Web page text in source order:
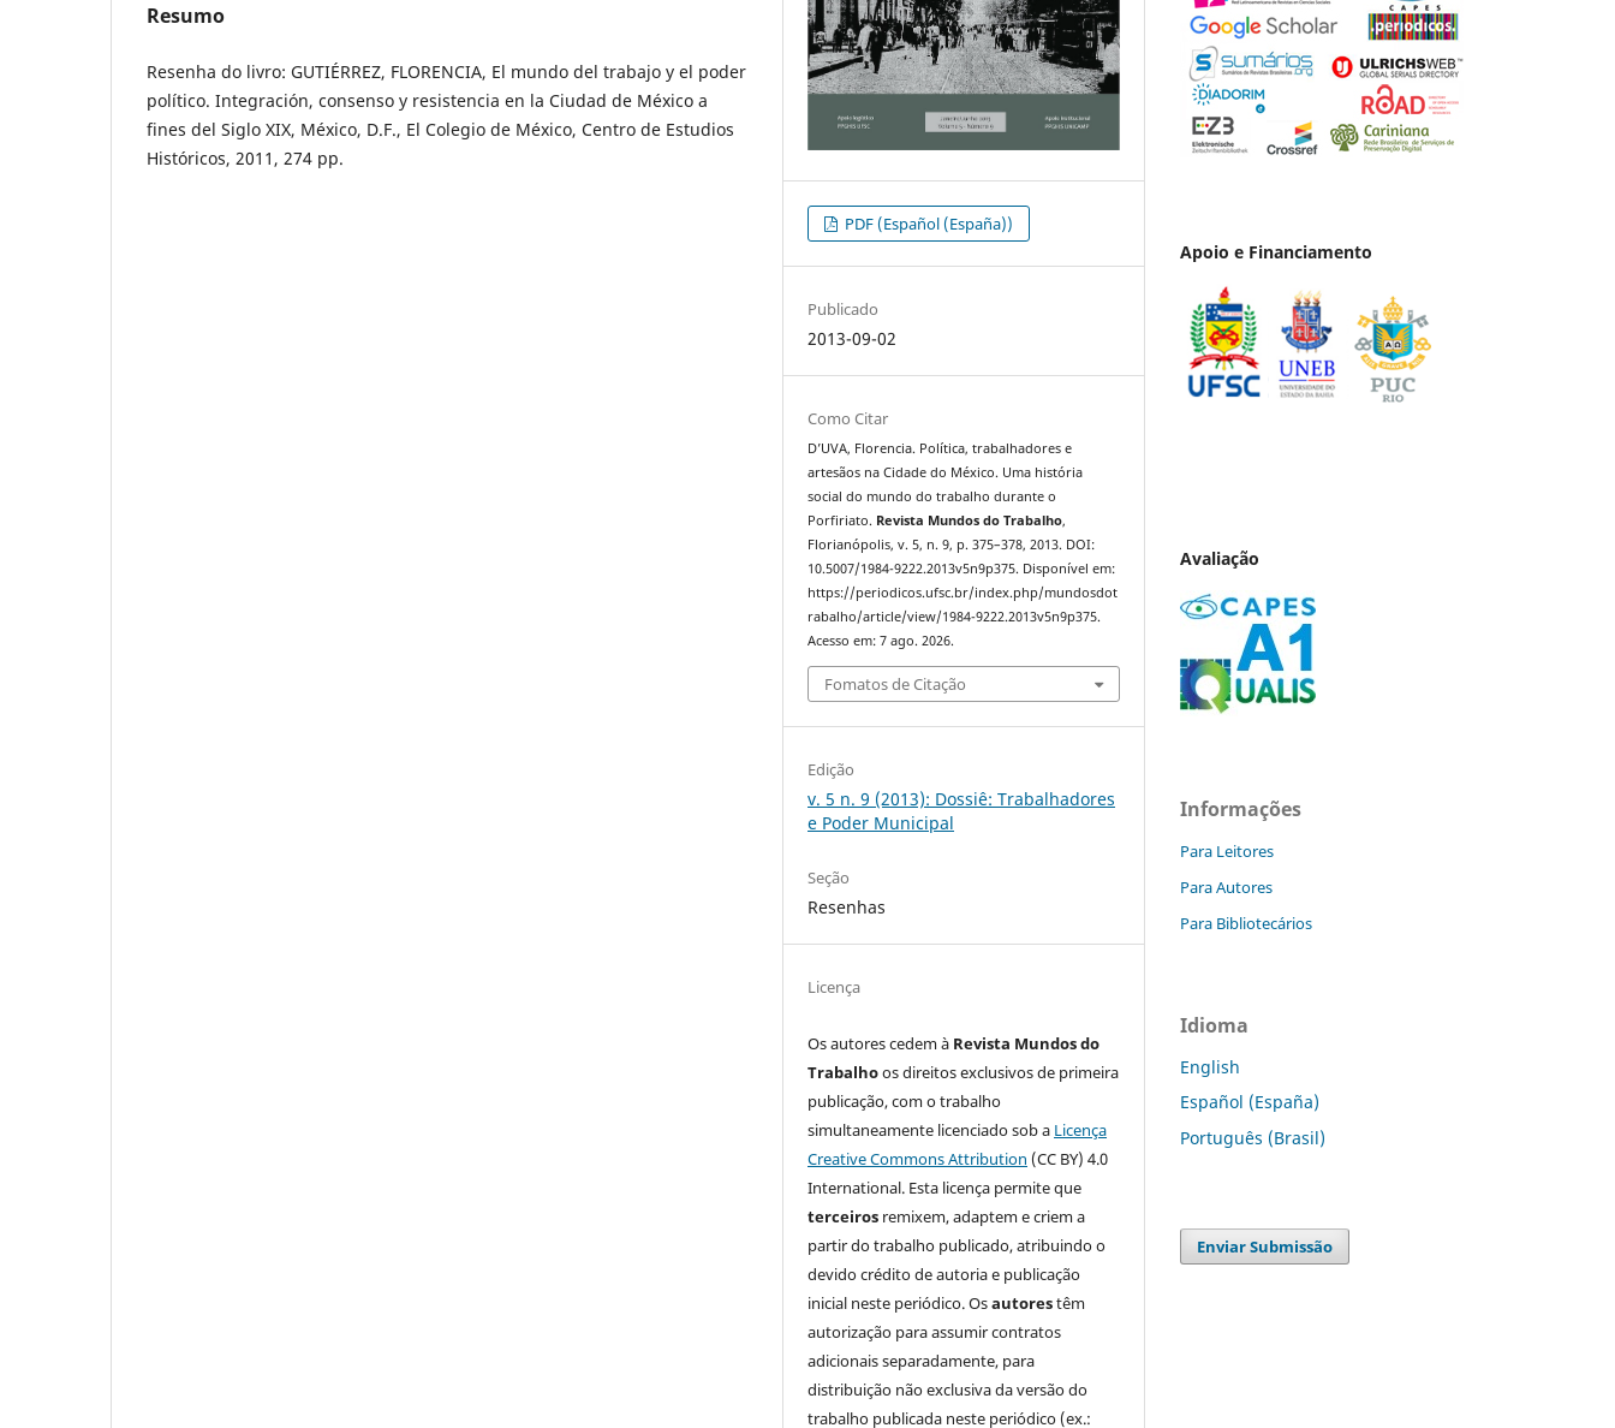
Resumo
Resenha do livro: GUTIÉRREZ, FLORENCIA, El mundo del trabajo y el poder
político. Integración, consenso y resistencia en la Ciudad de México a
fines del Siglo XIX, México, D.F., El Colegio de México, Centro de Estudios
Históricos, 2011, 274 pp.
PDF (Español (España))
Publicado
2013-09-02
Como Citar
D’UVA, Florencia. Política, trabalhadores e
artesãos na Cidade do México. Uma história
social do mundo do trabalho durante o
Porfiriato. Revista Mundos do Trabalho,
Florianópolis, v. 5, n. 9, p. 375–378, 2013. DOI:
10.5007/1984-9222.2013v5n9p375. Disponível em:
https://periodicos.ufsc.br/index.php/mundosdot
rabalho/article/view/1984-9222.2013v5n9p375.
Acesso em: 7 ago. 2026.
Fomatos de Citação
Edição
v. 5 n. 9 (2013): Dossiê: Trabalhadores
e Poder Municipal
Seção
Resenhas
Licença
Os autores cedem à Revista Mundos do
Trabalhoos direitos exclusivos de primeira
publicação, com o trabalho
simultaneamente licenciado sob a Licença
Creative Commons Attribution (CC BY) 4.0
International. Esta licença permite que
terceiros remixem, adaptem e criem a
partir do trabalho publicado, atribuindo o
devido crédito de autoria e publicação
inicial neste periódico. Osautorestêm
autorização para assumir contratos
adicionais separadamente, para
distribuição não exclusiva da versão do
trabalho publicada neste periódico (ex.:
Apoio e Financiamento
Avaliação
Informações
Para Leitores
Para Autores
Para Bibliotecários
Idioma
English
Español (España)
Português (Brasil)
Enviar Submissão